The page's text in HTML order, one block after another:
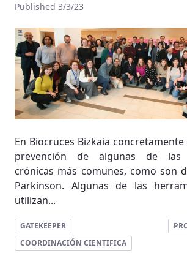
Published 3/3/23
En Biocruces Bizkaia
prevención de algunas de las
crónicas más comunes, como son
Parkinson. Algunas de las
utilizan...
GATEKEEPER
COORDINACIÓN CIENTIFICA